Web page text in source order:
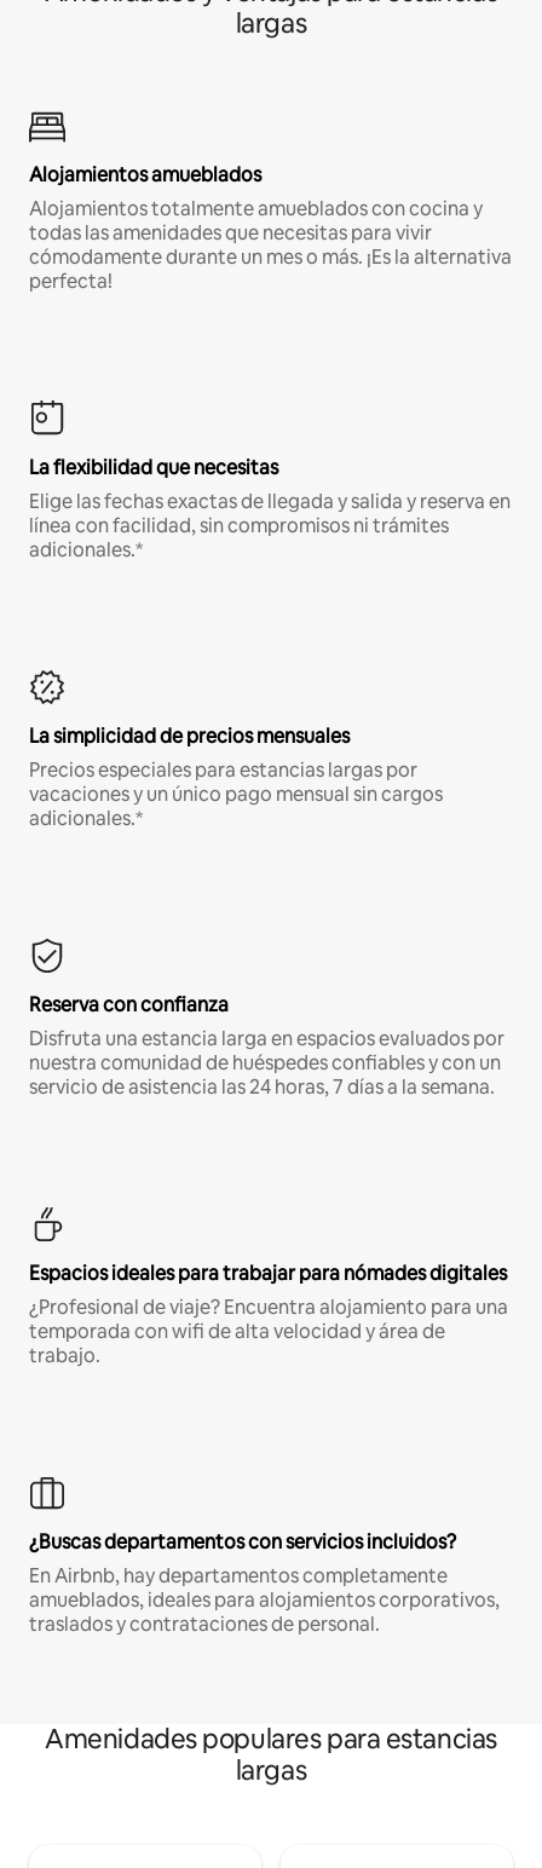
largas
Alojamientos amueblados
Alojamientos totalmente amueblados con cocina y
todas las amenidades que necesitas para vivir
cómodamente durante un mes o más. ¡Es la alternativa
perfecta!
La flexibilidad que necesitas
Elige las fechas exactas de llegada y salida y reserva en
línea con facilidad, sin compromisos ni trámites
adicionales.*
La simplicidad de precios mensuales
Precios especiales para estancias largas por
vacaciones y un único pago mensual sin cargos
adicionales.*
Reserva con confianza
Disfruta una estancia larga en espacios evaluados por
nuestra comunidad de huéspedes confiables y con un
servicio de asistencia las 24 horas, 7 días a la semana.
Espacios ideales para trabajar para nómades digitales
¿Profesional de viaje? Encuentra alojamiento para una
temporada con wifi de alta velocidad y área de
trabajo.
¿Buscas departamentos con servicios incluidos?
En Airbnb, hay departamentos completamente
amueblados, ideales para alojamientos corporativos,
traslados y contrataciones de personal.
Amenidades populares para estancias
largas